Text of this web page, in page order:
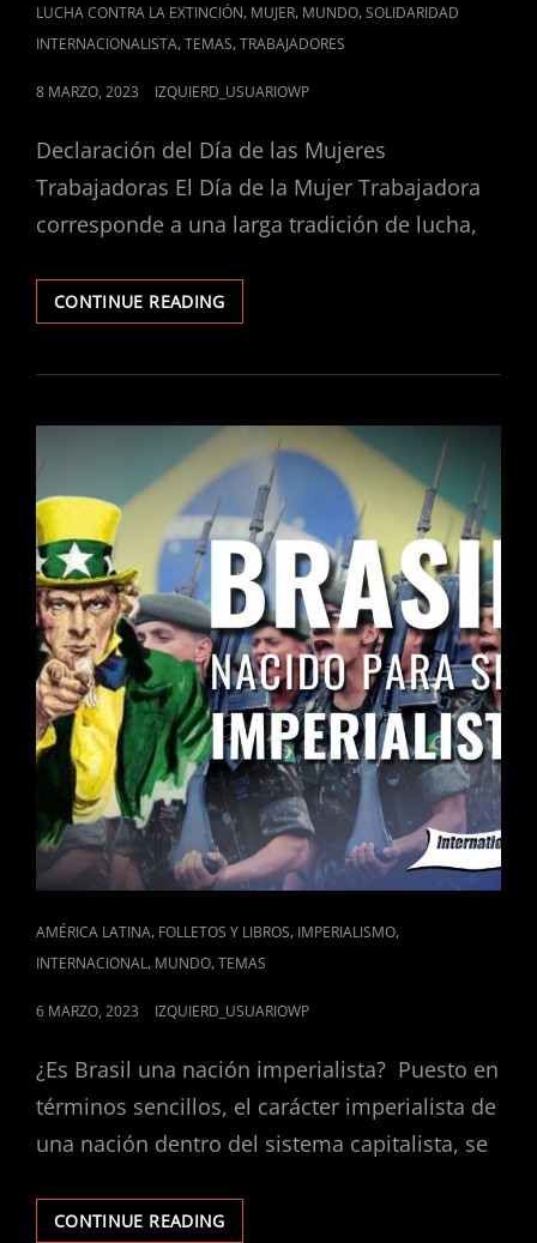
LUCHA CONTRA LA EXTINCIÓN, MUJER, MUNDO,SOLIDARIDAD
INTERNACIONALISTA,TEMAS,TRABAJADORES
POSTED
8 MARZO, 2023 IZQUIERD_USUARIOWP
Declaración del Día de las Mujeres
Trabajadoras El Día de la Mujer Trabajadora
corresponde a una larga tradición de lucha,
CONTINUE READING8
DE
A
EL
EJEMPLO
DE
MUJERES
IRANÍES
Y
AFGANAS,
LUCHAR
CONTRA
EL
FUNDAMENTALISMO
Y
EL
FEMINICIDIO
CAT
LINKS
AMÉRICA LATINA, FOLLETOS Y LIBROS, IMPERIALISMO,
INTERNACIONAL, MUNDO,TEMAS
POSTED
6 MARZO, 2023 IZQUIERD_USUARIOWP
¿Es Brasil una nación imperialista? Puesto en
términos sencillos, el carácter imperialista de
una nación dentro del sistema capitalista, se
CONTINUE READINGBRASIL: